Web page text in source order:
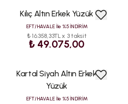
Kılıç Altın Erkek Yüzük
EFT/HAVALE İle %5 İNDİRİM
₺ 16.358,33TL x 3 taksit
₺ 49.075,00
Kartal Siyah Altın Erkek
Yüzük
EFT/HAVALE İle %5 İNDİRİM